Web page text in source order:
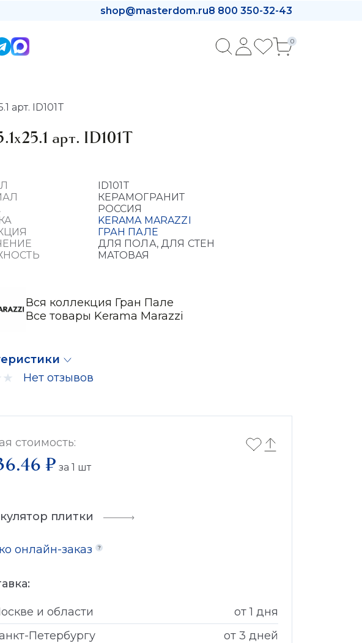
shop@masterdom.ru8 800 350-32-43
0
арт. ID101T
арт. ID101T
ID101T
КЕРАМОГРАНИТ
РОССИЯ
KERAMA MARAZZI
ГРАН ПАЛЕ
ДЛЯ ПОЛА, ДЛЯ СТЕН
МАТОВАЯ
Вся коллекция Гран Пале
Все товары Kerama Marazzi
Нет отзывов
стоимость:
₽ за 1 шт
плитки
онлайн-заказ
и области
от 1 дня
Петербургу
от 3 дней